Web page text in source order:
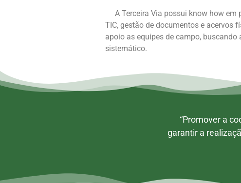
A Terceira Via possui know how em
TIC, gestão de documentos e acervos
apoio as equipes de campo,
sistemático.
“Promover a
garantir a